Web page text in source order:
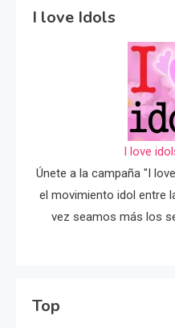
I love Idols
I love
Únete a la campaña "I
el movimiento idol entre
vez seamos más los
Top